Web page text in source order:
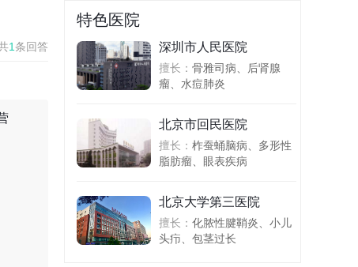
1 条回答
特色医院
深圳市人民医院
擅长： 骨雅司病、后肾腺
瘤、水痘肺炎
北京市回民医院
擅长： 柞蚕蛹脑病、多形性
脂肪瘤、眼表疾病
北京大学第三医院
擅长： 化脓性腱鞘炎、小儿
头疖、包茎过长